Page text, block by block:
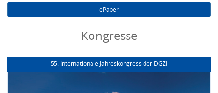
ePaper
Kongresse
55. Internationale Jahreskongress der DGZI